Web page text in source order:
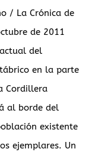
/ La Crónica de
de 2011
del
en la parte
Cordillera
al borde del
existente
ejemplares. Un